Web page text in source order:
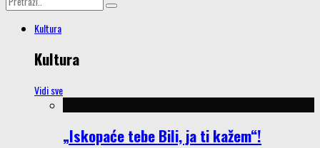
Kultura
Kultura
Vidi sve
„Iskopaće tebe Bili, ja ti kažem“!